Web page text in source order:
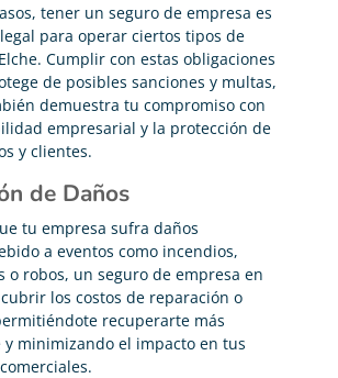
tener un seguro de empresa es
para operar ciertos tipos de
Cumplir con estas obligaciones
de posibles sanciones y multas,
demuestra tu compromiso con
empresarial y la protección de
y clientes.
de Daños
tu empresa sufra daños
a eventos como incendios,
o robos, un seguro de empresa en
los costos de reparación o
recuperarte más
minimizando el impacto en tus